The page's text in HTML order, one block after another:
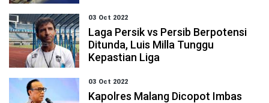
03 Oct 2022
Laga Persik vs Persib Berpotensi
Ditunda, Luis Milla Tunggu
Kepastian Liga
03 Oct 2022
Kapolres Malang Dicopot Imbas